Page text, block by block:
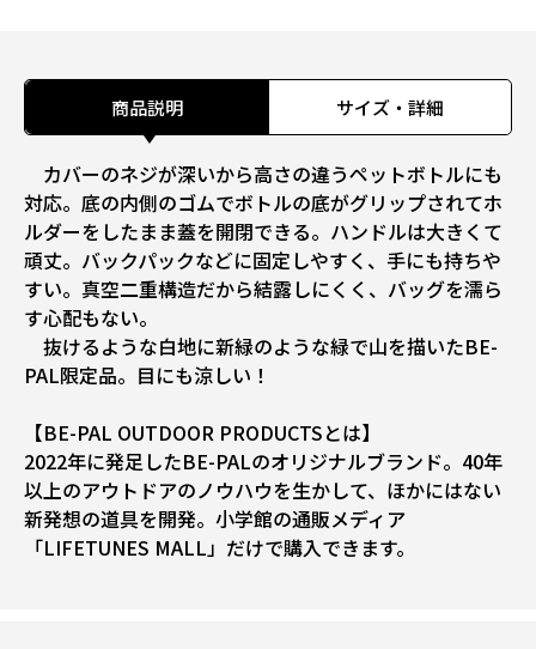
商品説明 サイズ・詳細
カバーのネジが深いから高さの違うペットボトルにも
対応。底の内側のゴムでボトルの底がグリップされてホ
ルダーをしたまま蓋を開閉できる。ハンドルは大きくて
頑丈。バックパックなどに固定しやすく、手にも持ちや
すい。真空二重構造だから結露しにくく、バッグを濡ら
す心配もない。
抜けるような白地に新緑のような緑で山を描いたBE-
PAL限定品。目にも涼しい！
【BE-PAL OUTDOOR PRODUCTSとは】
2022年に発足したBE-PALのオリジナルブランド。40年
以上のアウトドアのノウハウを生かして、ほかにはない
新発想の道具を開発。小学館の通販メディア
「LIFETUNES MALL」だけで購入できます。